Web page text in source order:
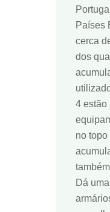
Países
cerca
dos
4 estão
no
Dá